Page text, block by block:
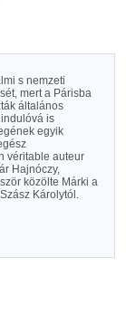
s nemzeti
mert a Párisba
általános
is
egyik
véritable auteur
Hajnóczy,
közölte Márki a
Károlytól.